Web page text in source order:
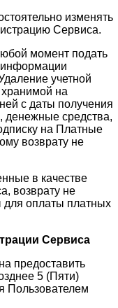
изменять
Сервиса.
момент подать
информации
учетной
на
с даты получения
денежные средства,
на Платные
возврату не
в качестве
возврату не
для оплаты платных
Сервиса
предоставить
5 (Пяти)
Пользователем